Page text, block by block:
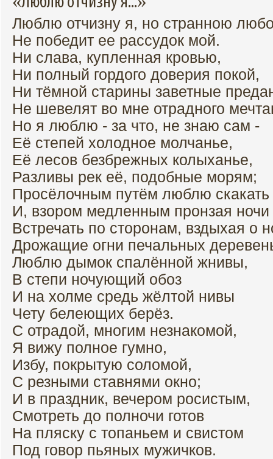
Люблю отчизну я, но странною
Не победит ее рассудок мой.
Ни слава, купленная кровью,
Ни полный гордого доверия покой,
Ни тёмной старины заветные
Не шевелят во мне отрадного
Но я люблю - за что, не знаю сам -
Её степей холодное молчанье,
Её лесов безбрежных колыханье,
Разливы рек её, подобные морям;
Просёлочным путём люблю скакать
И, взором медленным пронзая ночи
Встречать по сторонам, вздыхая о
Дрожащие огни печальных
Люблю дымок спалённой жнивы,
В степи ночующий обоз
И на холме средь жёлтой нивы
Чету белеющих берёз.
С отрадой, многим незнакомой,
Я вижу полное гумно,
Избу, покрытую соломой,
С резными ставнями окно;
И в праздник, вечером росистым,
Смотреть до полночи готов
На пляску с топаньем и свистом
Под говор пьяных мужичков.